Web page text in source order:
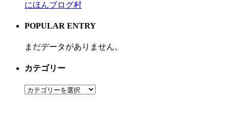
にほんブログ村
POPULAR ENTRY
まだデータがありません。
カテゴリー
カ